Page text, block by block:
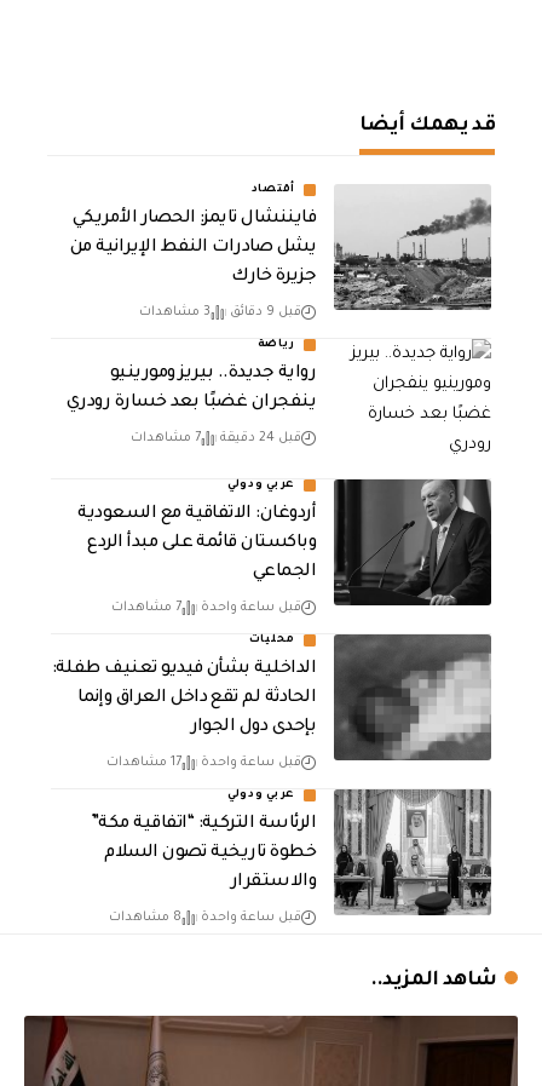
قد يهمك أيضا
أقتصاد
فايننشال تايمز: الحصار الأمريكي
يشل صادرات النفط الإيرانية من
جزيرة خارك
قبل 9 دقائق 3 مشاهدات
رياضة
رواية جديدة.. بيريز ومورينيو
ينفجران غضبًا بعد خسارة رودري
قبل 24 دقيقة 7 مشاهدات
عربي ودولي
أردوغان: الاتفاقية مع السعودية
وباكستان قائمة على مبدأ الردع
الجماعي
قبل ساعة واحدة 7 مشاهدات
محليات
الداخلية بشأن فيديو تعنيف طفلة:
الحادثة لم تقع داخل العراق وإنما
بإحدى دول الجوار
قبل ساعة واحدة 17 مشاهدات
عربي ودولي
الرئاسة التركية: “اتفاقية مكة”
خطوة تاريخية تصون السلام
والاستقرار
قبل ساعة واحدة 8 مشاهدات
شاهد المزيد..